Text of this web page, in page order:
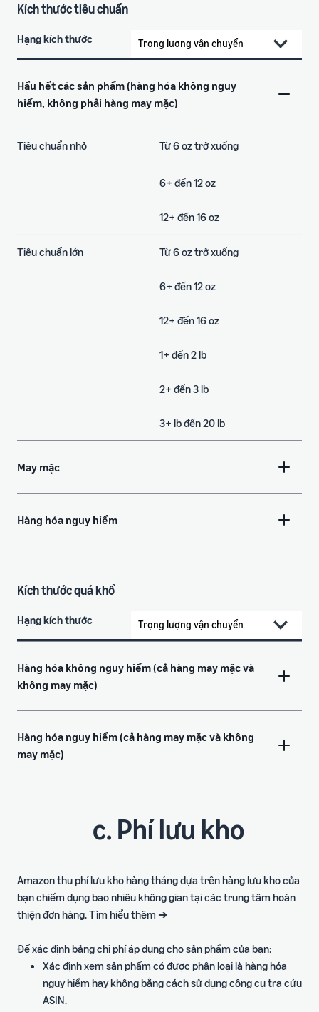
Kích thước tiêu chuẩn
Hạng kích thước
Hầu hết các sản phẩm (hàng hóa không nguy
hiểm, không phải hàng may mặc)
Tiêu chuẩn nhỏ Từ 6 oz trở xuống
6+ đến 12 oz
12+ đến 16 oz
Tiêu chuẩn lớn Từ 6 oz trở xuống
6+ đến 12 oz
12+ đến 16 oz
1+ đến 2 lb
2+ đến 3 lb
3+ lb đến 20 lb
May mặc
Hàng hóa nguy hiểm
Kích thước quá khổ
Hạng kích thước
Hàng hóa không nguy hiểm (cả hàng may mặc và
không may mặc)
Hàng hóa nguy hiểm (cả hàng may mặc và không
may mặc)
c. Phí lưu kho
Amazon thu phí lưu kho hàng tháng dựa trên hàng lưu kho của
bạn chiếm dụng bao nhiêu không gian tại các trung tâm hoàn
thiện đơn hàng. Tìm hiểu thêm ➔
Để xác định bảng chi phí áp dụng cho sản phẩm của bạn:
Xác định xem sản phẩm có được phân loại là hàng hóa
nguy hiểm hay không bằng cách sử dụng công cụ tra cứu
ASIN.